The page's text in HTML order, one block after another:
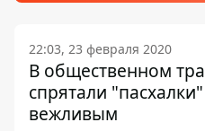
22:03, 23 февраля 2020
В общественном
спрятали
вежливым